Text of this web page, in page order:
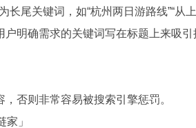
尾关键词，如“杭州两日游路线”“从
明确需求的关键词写在标题上来吸引
否则非常容易被搜索引擎惩罚。
家」